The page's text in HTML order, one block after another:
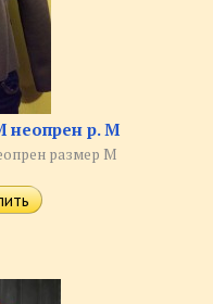
неопрен р. M
размер M